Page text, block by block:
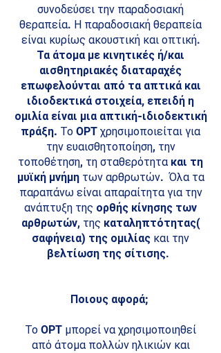
συνοδεύσει την παραδοσιακή
θεραπεία. Η παραδοσιακή θεραπεία
είναι κυρίως ακουστική και οπτική.
Τα άτομα με κινητικές ή/και
αισθητηριακές διαταραχές
επωφελούνται από τα απτικά και
ιδιοδεκτικά στοιχεία, επειδή η
ομιλία είναι μια απτική-ιδιοδεκτική
πράξη. Το OPT χρησιμοποιείται για
την ευαισθητοποίηση, την
τοποθέτηση, τη σταθερότητα και τη
μυϊκή μνήμητων αρθρωτών. Όλα τα
παραπάνω είναι απαραίτητα για την
ανάπτυξη της ορθής κίνησης των
αρθρωτών, της καταληπτότητας(
σαφήνεια) της ομιλίας και την
βελτίωση της σίτισης.
Ποιους αφορά;
Το OPT μπορεί να χρησιμοποιηθεί
από άτομα πολλών ηλικιών και